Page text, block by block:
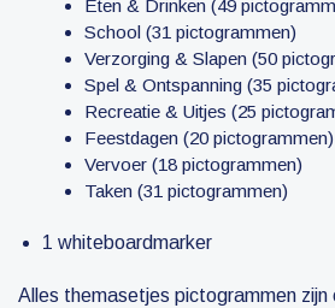
Eten & Drinken (49
School (31 pictogrammen)
Verzorging & Slapen (50
Spel & Ontspanning (35
Recreatie & Uitjes (25
Feestdagen (20 pictogrammen)
Vervoer (18 pictogrammen)
Taken (31 pictogrammen)
1 whiteboardmarker
Alles themasetjes pictogrammen zijn